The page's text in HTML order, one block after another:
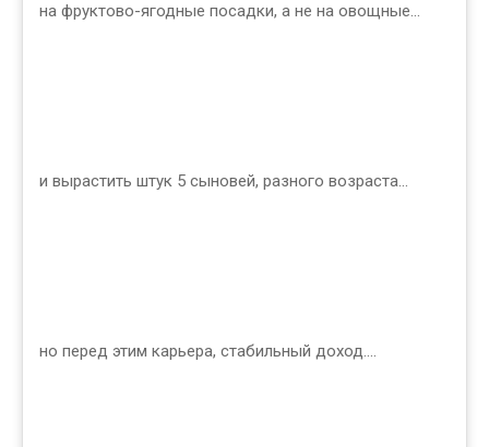
на фруктово-ягодные посадки, а не на овощные...
и вырастить штук 5 сыновей, разного возраста...
но перед этим карьера, стабильный доход....